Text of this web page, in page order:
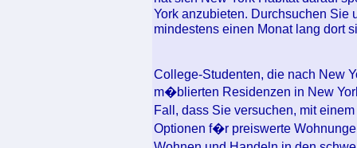
York anzubieten. Durchsuchen Sie
mindestens einen Monat lang dort
College-Studenten, die nach New
m�blierten Residenzen in New
Fall, dass Sie versuchen, mit
Optionen f�r preiswerte